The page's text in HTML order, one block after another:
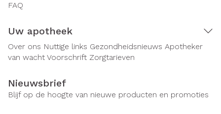
FAQ
Uw apotheek
Over ons Nuttige links Gezondheidsnieuws Apotheker
van wacht Voorschrift Zorgtarieven
Nieuwsbrief
Blijf op de hoogte van nieuwe producten en promoties